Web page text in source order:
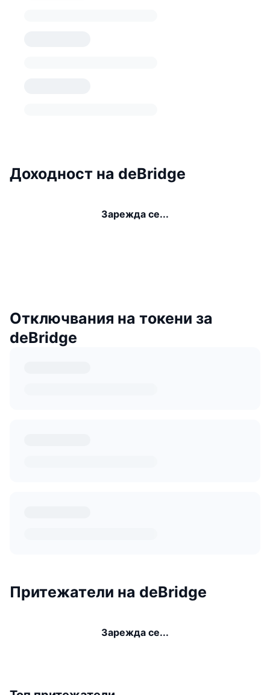
Доходност на deBridge
Зарежда се...
Отключвания на токени за
deBridge
Притежатели на deBridge
Зарежда се...